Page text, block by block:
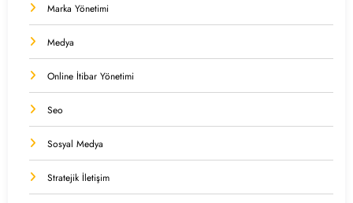
Marka Yönetimi
Medya
Online İtibar Yönetimi
Seo
Sosyal Medya
Stratejik İletişim